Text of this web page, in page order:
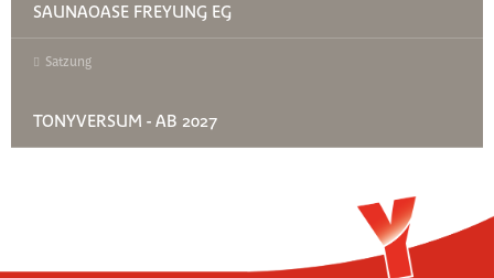
SAUNAOASE FREYUNG EG
Satzung
TONYVERSUM - AB 2027